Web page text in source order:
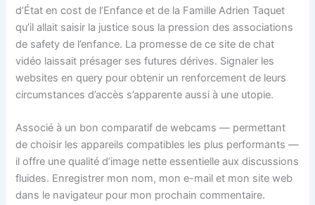
d’État en cost de l’Enfance et de la Famille Adrien Taquet
qu’il allait saisir la justice sous la pression des associations
de safety de l’enfance. La promesse de ce site de chat
vidéo laissait présager ses futures dérives. Signaler les
websites en query pour obtenir un renforcement de leurs
circumstances d’accès s’apparente aussi à une utopie.
Associé à un bon comparatif de webcams — permettant
de choisir les appareils compatibles les plus performants —
il offre une qualité d’image nette essentielle aux discussions
fluides. Enregistrer mon nom, mon e-mail et mon site web
dans le navigateur pour mon prochain commentaire.